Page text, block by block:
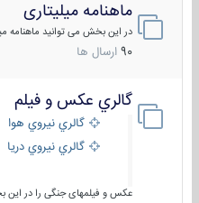
ماهنامه میلیتاری
در این بخش می توانید ماهنامه
90 ارسال ها
گالري عكس و فيلم
گالري نيروي هوايي
گالري نيروي دريايي
عکس و فیلمهای جنگی را در این